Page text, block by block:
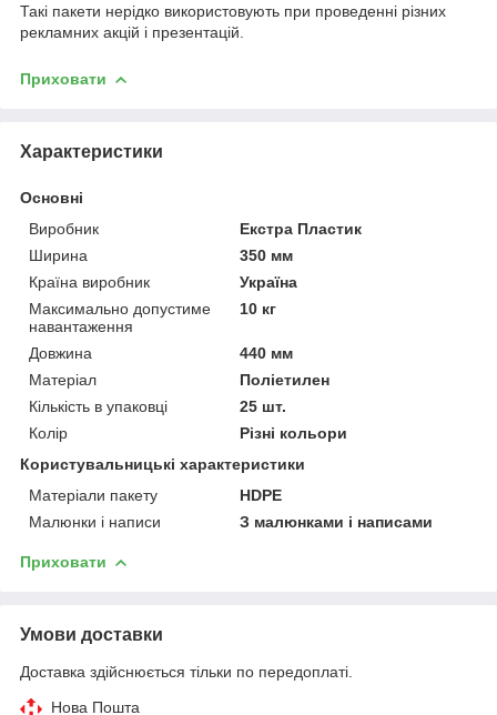
Такі пакети нерідко використовують при проведенні різних
рекламних акцій і презентацій.
Приховати
Характеристики
Основні
Виробник
Екстра Пластик
Ширина
350 мм
Країна виробник
Україна
Максимально допустиме
навантаження
10 кг
Довжина
440 мм
Матеріал
Поліетилен
Кількість в упаковці
25 шт.
Колір
Різні кольори
Користувальницькі характеристики
Матеріали пакету
HDPE
Малюнки і написи
З малюнками і написами
Приховати
Умови доставки
Доставка здійснюється тільки по передоплаті.
Нова Пошта